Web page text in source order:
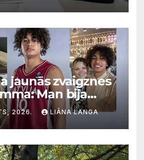
jaunās zvaigznes
Man bija
bērni apgūst
2026. LIĀNA LANGA